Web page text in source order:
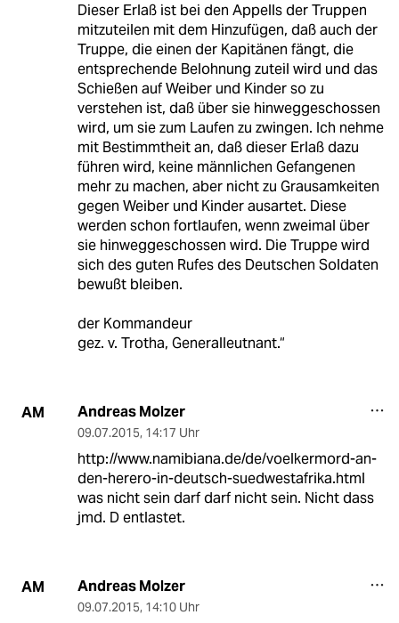
Dieser Erlaß ist bei den Appells der Truppen
mitzuteilen mit dem Hinzufügen, daß auch der
Truppe, die einen der Kapitänen fängt, die
entsprechende Belohnung zuteil wird und das
Schießen auf Weiber und Kinder so zu
verstehen ist, daß über sie hinweggeschossen
wird, um sie zum Laufen zu zwingen. Ich nehme
mit Bestimmtheit an, daß dieser Erlaß dazu
führen wird, keine männlichen Gefangenen
mehr zu machen, aber nicht zu Grausamkeiten
gegen Weiber und Kinder ausartet. Diese
werden schon fortlaufen, wenn zweimal über
sie hinweggeschossen wird. Die Truppe wird
sich des guten Rufes des Deutschen Soldaten
bewußt bleiben.
der Kommandeur
gez. v. Trotha, Generalleutnant.“
AM Andreas Molzer
09.07.2015, 14:17 Uhr
http://www.namibiana.de/de/voelkermord-an-
den-herero-in-deutsch-suedwestafrika.html
was nicht sein darf darf nicht sein. Nicht dass
jmd. D entlastet.
AM Andreas Molzer
09.07.2015, 14:10 Uhr